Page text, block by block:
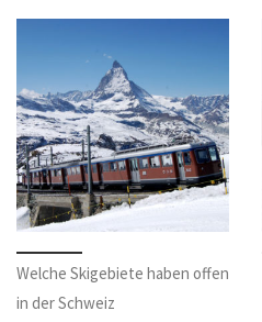
Welche Skigebiete haben offen
in der Schweiz